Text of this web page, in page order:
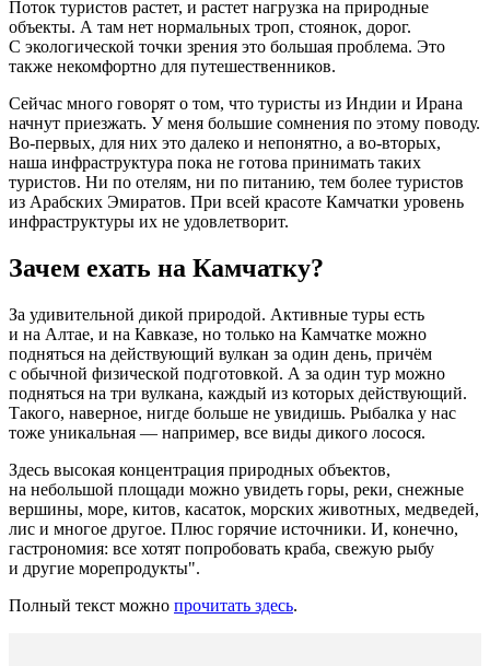
Поток туристов растет, и растет нагрузка на природные
объекты. А там нет нормальных троп, стоянок, дорог.
С экологической точки зрения это большая проблема. Это
также некомфортно для путешественников.
Сейчас много говорят о том, что туристы из Индии и Ирана
начнут приезжать. У меня большие сомнения по этому поводу.
Во-первых, для них это далеко и непонятно, а во-вторых,
наша инфраструктура пока не готова принимать таких
туристов. Ни по отелям, ни по питанию, тем более туристов
из Арабских Эмиратов. При всей красоте Камчатки уровень
инфраструктуры их не удовлетворит.
Зачем ехать на Камчатку?
За удивительной дикой природой. Активные туры есть
и на Алтае, и на Кавказе, но только на Камчатке можно
подняться на действующий вулкан за один день, причём
с обычной физической подготовкой. А за один тур можно
подняться на три вулкана, каждый из которых действующий.
Такого, наверное, нигде больше не увидишь. Рыбалка у нас
тоже уникальная — например, все виды дикого лосося.
Здесь высокая концентрация природных объектов,
на небольшой площади можно увидеть горы, реки, снежные
вершины, море, китов, касаток, морских животных, медведей,
лис и многое другое. Плюс горячие источники. И, конечно,
гастрономия: все хотят попробовать краба, свежую рыбу
и другие морепродукты".
Полный текст можно прочитать здесь.